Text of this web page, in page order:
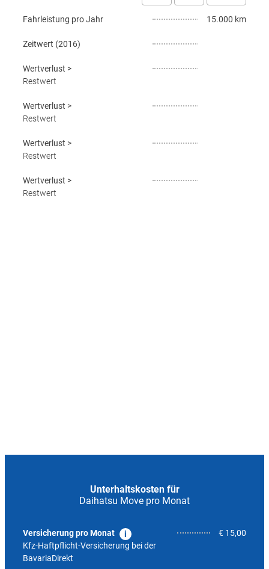
Fahrleistung pro Jahr 15.000 km
Zeitwert (2016)
Wertverlust >
Restwert
Wertverlust >
Restwert
Wertverlust >
Restwert
Wertverlust >
Restwert
Unterhaltskosten für
Daihatsu Move pro Monat
Versicherung pro Monat
Kfz-Haftpflicht-Versicherung bei der
BavariaDirekt
€ 15,00